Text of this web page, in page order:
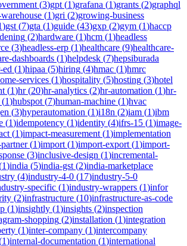
(3)gpt (1)grafana (1)grants (2)graphql
(1)gri (2)growing-business
)gst (7)gta (1)guide (43)gxp (2)gym (1)haccp
(2)hardware (1)hcm (1)headless
(3)headless-erp (1)healthcare (9)healthcare-
dashboards (1)helpdesk (7)hepsiburada
ed (1)hipaa (5)hiring (4)hmac (1)hmrc
services (1)hospitality (5)hosting (3)hotel
(1)hr(20)hr-analytics (2)hr-automation (1)hr-
(1)hubspot (7)human-machine (1)hvac
(3)hyperautomation (1)i18n (2)iam (1)ibm
(1)idempotency (1)identity (4)ifrs-15 (1)image-
(1)impact-measurement (1)implementation
(1)import (1)import-export (1)import-
(3)inclusive-design (1)incremental-
1)india (5)india-gst (2)india-marketplace
(4)industry-4-0 (17)industry-5-0
specific (1)industry-wrappers (1)infor
(2)infrastructure (10)infrastructure-as-code
(1)insightly (1)insights (2)inspection
shopping (2)installation (1)integration
(1)inter-company (1)intercompany
1)internal-documentation (1)international